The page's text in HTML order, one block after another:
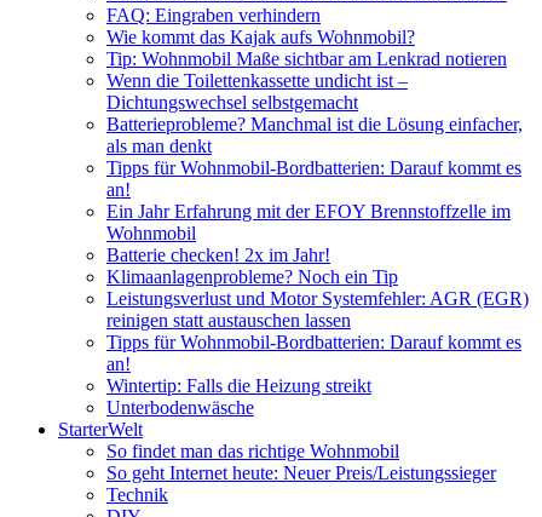
FAQ: Eingraben verhindern
Wie kommt das Kajak aufs Wohnmobil?
Tip: Wohnmobil Maße sichtbar am Lenkrad notieren
Wenn die Toilettenkassette undicht ist –
Dichtungswechsel selbstgemacht
Batterieprobleme? Manchmal ist die Lösung einfacher,
als man denkt
Tipps für Wohnmobil-Bordbatterien: Darauf kommt es
an!
Ein Jahr Erfahrung mit der EFOY Brennstoffzelle im
Wohnmobil
Batterie checken! 2x im Jahr!
Klimaanlagenprobleme? Noch ein Tip
Leistungsverlust und Motor Systemfehler: AGR (EGR)
reinigen statt austauschen lassen
Tipps für Wohnmobil-Bordbatterien: Darauf kommt es
an!
Wintertip: Falls die Heizung streikt
Unterbodenwäsche
StarterWelt
So findet man das richtige Wohnmobil
So geht Internet heute: Neuer Preis/Leistungssieger
Technik